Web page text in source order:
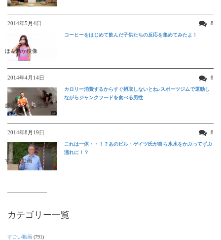
2014年5月4日 8
ほんわか映像
コーヒーをはじめて飲んだ子供たちの反応を集めてみたよ！
2014年4月14日 8
爆笑おもしろ映像
カロリー消費するからすぐ摂取しないとね♪スポーツジムで運動し
ながらジャンクフードを食べる男性
2014年8月19日 8
すごい動画
これは一体・・！？あのビル・ゲイツ氏が自ら氷水をかぶってずぶ
濡れに！？
カテゴリー一覧
すごい動画 (791)